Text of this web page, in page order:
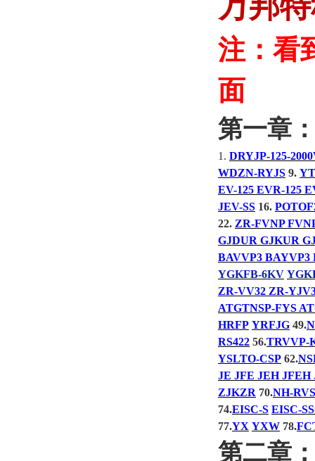
注：看
面
第一章
1. DRYJP-125-
WDZN-RYJS 9.
EV-125 EVR-125
JEV-SS 16.
22. ZR-FVNP
GJDUR GJKUR
BAVVP3 BAYVP3
YGKFB-6KV
ZR-VV32 ZR-
ATGTNSP-FYS
HRFP YRFJG 49.
RS422 56.TRVVP-
YSLTO-CSP 62.
JE JFE JEH JFEH
ZJKZR 70.NH-
74.EISC-S EISC-
77.YX YXW 78.
第二章